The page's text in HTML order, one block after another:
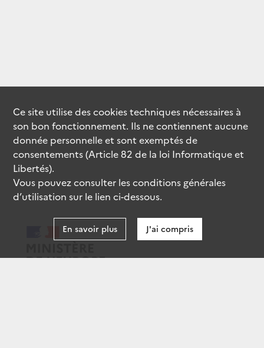
Ce site utilise descookiestechniques nécessaires à
son bon fonctionnement. Ils ne contiennent aucune
donnée personnelle et sont exemptés de
consentements (Article 82 de la loi Informatique et
Libertés).
Vous pouvez consulter les conditions générales
d’utilisation sur le lien ci-dessous.
En savoir plus J'ai compris